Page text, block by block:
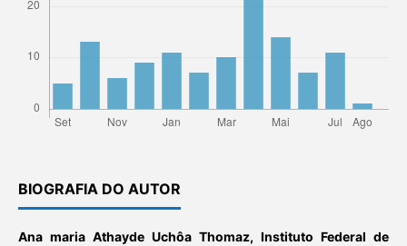
BIOGRAFIA DO AUTOR
Ana maria Athayde Uchôa Thomaz,Instituto Federal de